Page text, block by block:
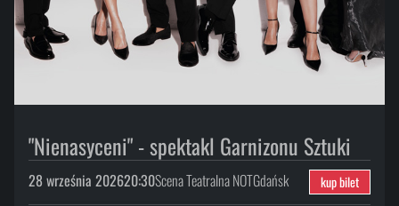
"Nienasyceni" - spektakl Garnizonu Sztuki
28 września 202620:30Scena Teatralna NOTGdańsk kup bilet